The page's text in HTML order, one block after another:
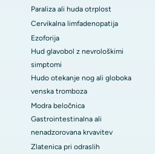
Paraliza ali huda otrplost
Cervikalna limfadenopatija
Ezoforija
Hud glavobol z nevrološkimi
simptomi
Hudo otekanje nog ali globoka
venska tromboza
Modra beločnica
Gastrointestinalna ali
nenadzorovana krvavitev
Zlatenica pri odraslih